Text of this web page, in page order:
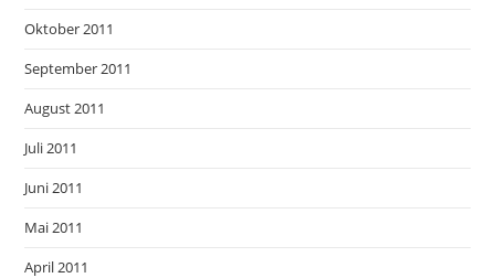
Oktober 2011
September 2011
August 2011
Juli 2011
Juni 2011
Mai 2011
April 2011